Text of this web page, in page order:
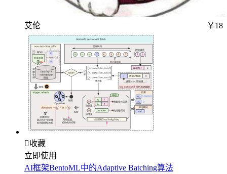
艾伦 ￥18
收藏
立即使用
AI框架BentoML中的Adaptive Batching算法